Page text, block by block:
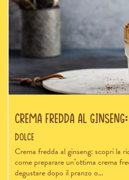
Crema fredda al
Dolce
Crema fredda al ginseng: scopri la
come preparare un’ottima crema
degustare dopo il pranzo o…